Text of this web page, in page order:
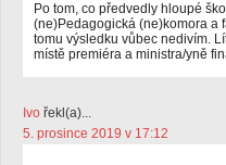
Po tom, co předvedly hloupé
(ne)Pedagogická (ne)komora a
tomu výsledku vůbec nedivím.
místě premiéra a ministra/yně
Ivo řekl(a)...
5. prosince 2019 v 17:12